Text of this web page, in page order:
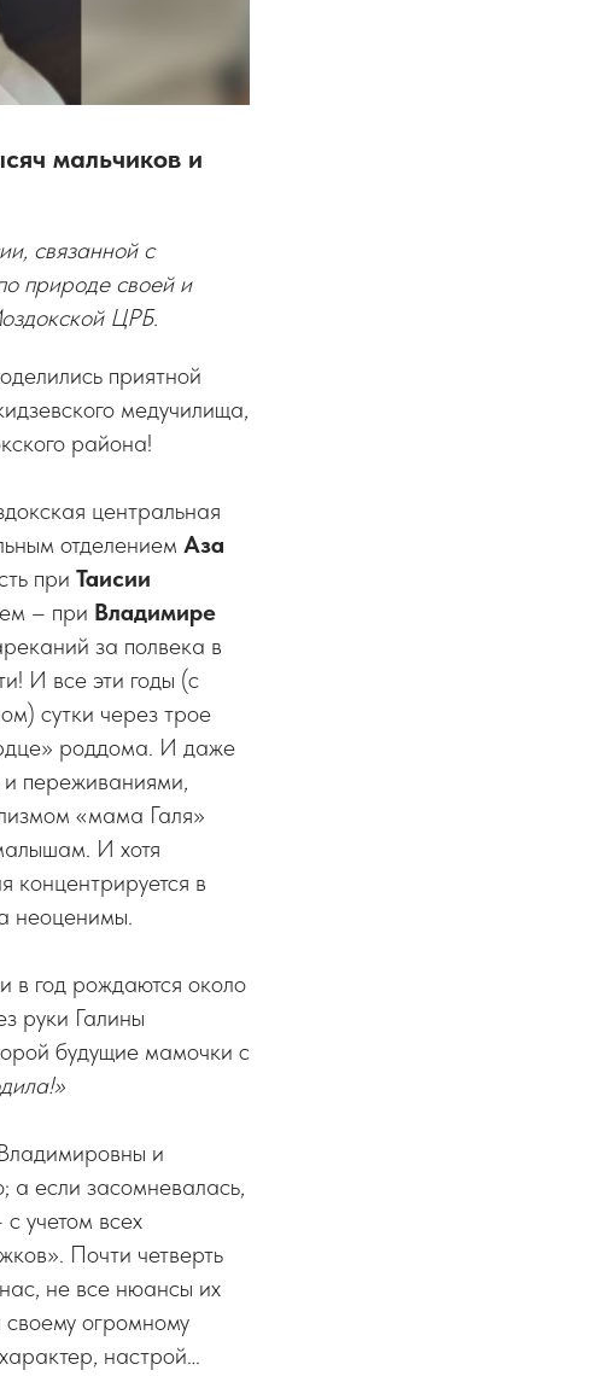
мальчиков и
связанной с
природе своей и
ЦРБ.
приятной
медучилища,
района!
центральная
отделением Аза
при Таисии
– при Владимире
за полвека в
И все эти годы (с
сутки через трое
роддома. И даже
переживаниями,
«мама Галя»
И хотя
в
неоценимы.
в год рождаются около
руки Галины
будущие мамочки с
и
а если засомневалась,
учетом всех
Почти четверть
не все нюансы их
огромному
настрой…